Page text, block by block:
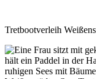
Tretbootverleih